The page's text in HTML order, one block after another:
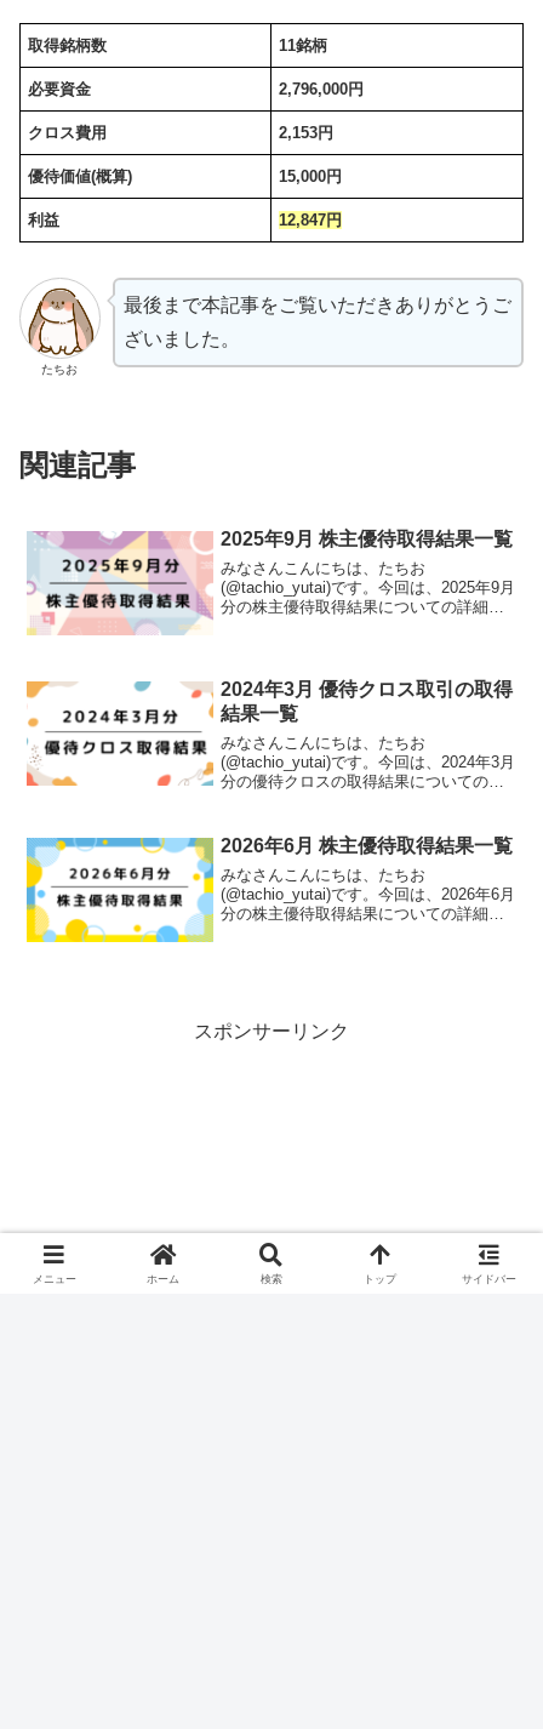
取得銘柄数 11銘柄
必要資金 2,796,000円
クロス費用 2,153円
優待価値(概算) 15,000円
利益 12,847円
たちお
最後まで本記事をご覧いただきありがとうご
ざいました。
関連記事
2025年9月 株主優待取得結果一覧
みなさんこんにちは、たちお
(@tachio_yutai)です。今回は、2025年9月
分の株主優待取得結果についての詳細を
取得銘柄数...
2024年3月 優待クロス取引の取得
結果一覧
みなさんこんにちは、たちお
(@tachio_yutai)です。今回は、2024年3月
分の優待クロスの取得結果についての詳
銘柄の取得でした。詳細については以下
の表にまと...
2026年6月 株主優待取得結果一覧
みなさんこんにちは、たちお
(@tachio_yutai)です。今回は、2026年6月
分の株主優待取得結果についての詳細を
スポンサーリンク
メニュー ホーム 検索 トップ サイドバー